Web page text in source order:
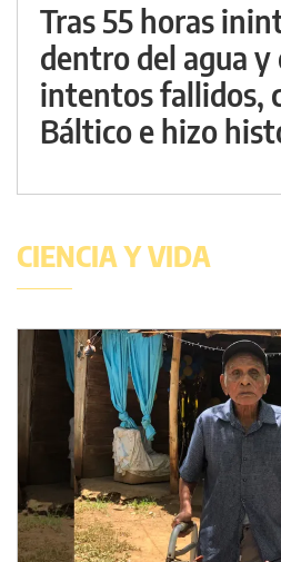
Tras 55 horas
dentro del agua y
intentos fallidos,
Báltico e hizo
CIENCIA Y VIDA